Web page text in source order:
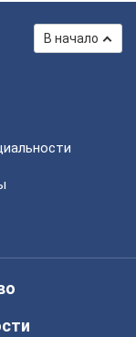
В начало